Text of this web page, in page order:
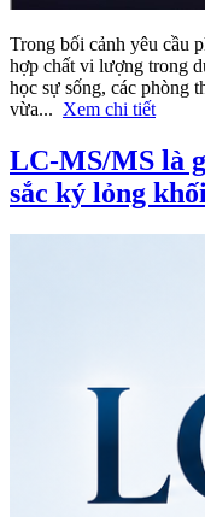
Trong bối cảnh yêu cầu
hợp chất vi lượng trong
học sự sống, các phòng
vừa... Xem chi tiết
LC-MS/MS là
sắc ký lỏng